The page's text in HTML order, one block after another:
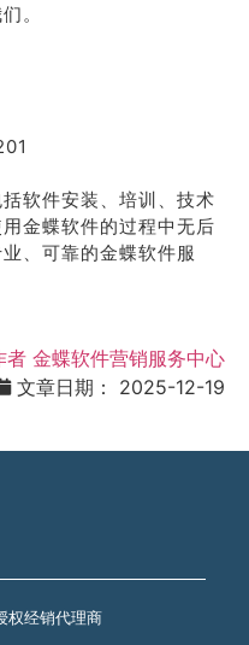
。
软件安装、培训、技术
金蝶软件的过程中无后
、可靠的金蝶软件服
者 金蝶软件营销服务中心
文章日期：
2025-12-19
权经销代理商